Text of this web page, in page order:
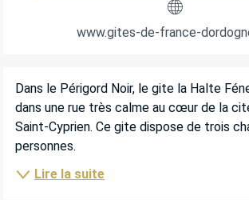
www.gites-de-france-
DESCRIPTION
Dans le Périgord Noir, le gite la Halte
dans une rue très calme au cœur de la
Saint-Cyprien. Ce gite dispose de trois
personnes.
Lire la suite